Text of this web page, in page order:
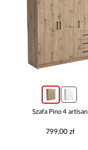
Szafa Pino 4 artisan
799,00 zł